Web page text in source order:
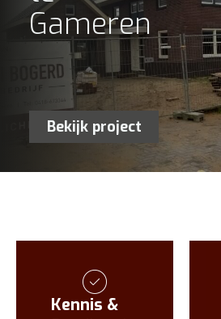
Gameren
Bekijk project
Kennis &